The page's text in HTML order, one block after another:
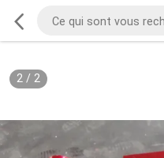
2/ 2